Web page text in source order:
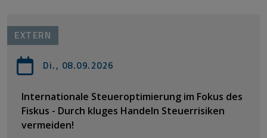
EXTERN
Di., 08.09.2026
Internationale Steueroptimierung im Fokus des
Fiskus - Durch kluges Handeln Steuerrisiken
vermeiden!